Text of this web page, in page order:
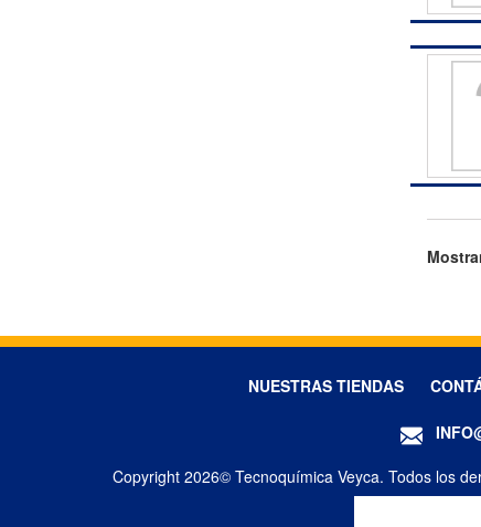
NUESTRAS TIENDAS
Copyright 2026© Tecnoquímica Veyca. Todos los